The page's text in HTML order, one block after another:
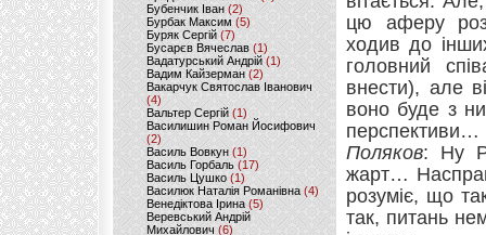
Бубенчик Іван(2)
Бурбак Максим (5)
Буряк Сергій (7)
Бусарєв Вячеслав (1)
Вадатурський Андрій (1)
Вадим Кайзерман (2)
Вакарчук Святослав Іванович
(4)
Вальтер Сергій (1)
Василишин Роман Йосифович
(2)
Василь Вовкун (1)
Василь Горбаль (17)
Василь Цушко (1)
Василюк Наталія Романівна (4)
Венедіктова Ірина(5)
Веревський Андрій
Михайлович (6)
цю аферу
ходив до
головний
внести), але
воно буде з
перспективи…
Поляков: Ну
жарт…
розуміє, що
так, питань